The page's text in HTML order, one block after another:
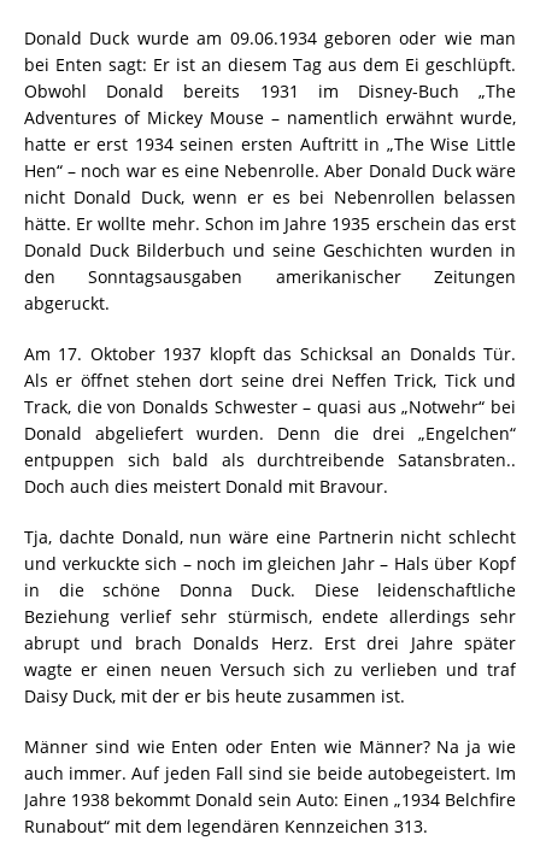
Donald Duck wurde am 09.06.1934 geboren oder wie man
bei Enten sagt: Er ist an diesem Tag aus dem Ei geschlüpft.
Obwohl Donald bereits 1931 im Disney-Buch „The
Adventures of Mickey Mouse – namentlich erwähnt wurde,
hatte er erst 1934 seinen ersten Auftritt in „The Wise Little
Hen“ – noch war es eine Nebenrolle. Aber Donald Duck wäre
nicht Donald Duck, wenn er es bei Nebenrollen belassen
hätte. Er wollte mehr. Schon im Jahre 1935 erschein das erst
Donald Duck Bilderbuch und seine Geschichten wurden in
den Sonntagsausgaben amerikanischer Zeitungen
abgeruckt.
Am 17. Oktober 1937 klopft das Schicksal an Donalds Tür.
Als er öffnet stehen dort seine drei Neffen Trick, Tick und
Track, die von Donalds Schwester – quasi aus „Notwehr“ bei
Donald abgeliefert wurden. Denn die drei „Engelchen“
entpuppen sich bald als durchtreibende Satansbraten..
Doch auch dies meistert Donald mit Bravour.
Tja, dachte Donald, nun wäre eine Partnerin nicht schlecht
und verkuckte sich – noch im gleichen Jahr – Hals über Kopf
in die schöne Donna Duck. Diese leidenschaftliche
Beziehung verlief sehr stürmisch, endete allerdings sehr
abrupt und brach Donalds Herz. Erst drei Jahre später
wagte er einen neuen Versuch sich zu verlieben und traf
Daisy Duck, mit der er bis heute zusammen ist.
Männer sind wie Enten oder Enten wie Männer? Na ja wie
auch immer. Auf jeden Fall sind sie beide autobegeistert. Im
Jahre 1938 bekommt Donald sein Auto: Einen „1934 Belchfire
Runabout“ mit dem legendären Kennzeichen 313.